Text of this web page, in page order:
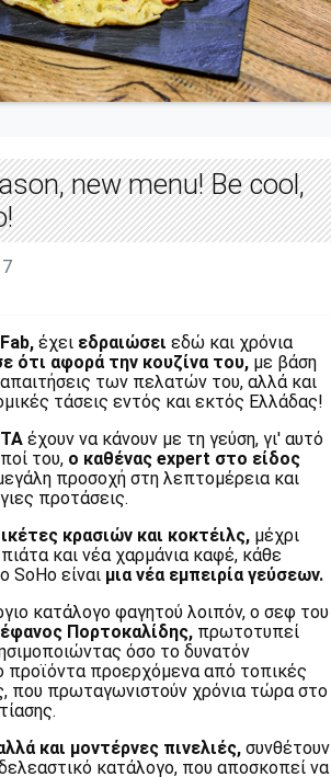
new menu! Be cool,
έχει εδραιώσει εδώ και χρόνια
ότι αφορά την κουζίνα του, με βάση
απαιτήσεις των πελατών του, αλλά και
τάσεις εντός και εκτός Ελλάδας!
έχουν να κάνουν με τη γεύση, γι' αυτό
του, ο καθένας expert στο είδος
προσοχή στη λεπτομέρεια και
προτάσεις.
κρασιών και κοκτέιλς, μέχρι
και νέα χαρμάνια καφέ, κάθε
SoHo είναι μια νέα εμπειρία γεύσεων.
κατάλογο φαγητού λοιπόν, ο σεφ του
Πορτοκαλίδης, πρωτοτυπεί
όσο το δυνατόν
προϊόντα προερχόμενα από τοπικές
που πρωταγωνιστούν χρόνια τώρα στο
και μοντέρνες πινελιές, συνθέτουν
κατάλογο, που αποσκοπεί να